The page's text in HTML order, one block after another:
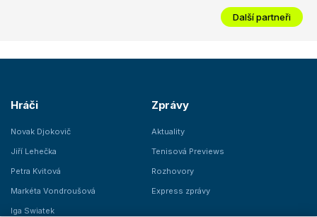
Další partneři
Hráči
Novak Djokovič
Jiří Lehečka
Petra Kvitová
Markéta Vondroušová
Iga Swiatek
Zprávy
Aktuality
Tenisová Previews
Rozhovory
Express zprávy